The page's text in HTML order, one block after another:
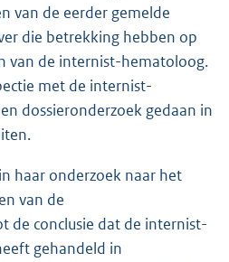
van de eerder gemelde
die betrekking hebben op
van de internist-hematoloog.
met de internist-
dossieronderzoek gedaan in
haar onderzoek naar het
van de
de conclusie dat de internist-
gehandeld in